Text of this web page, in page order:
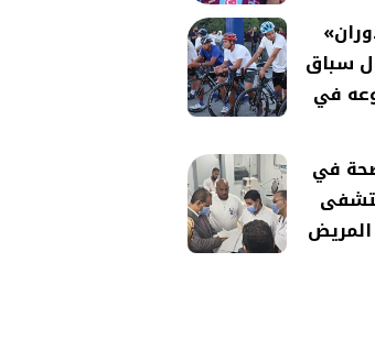
سباق
في
في
المريض